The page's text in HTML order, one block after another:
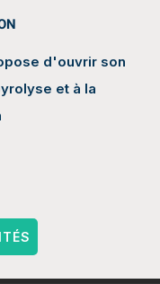
d'ouvrir son
et à la